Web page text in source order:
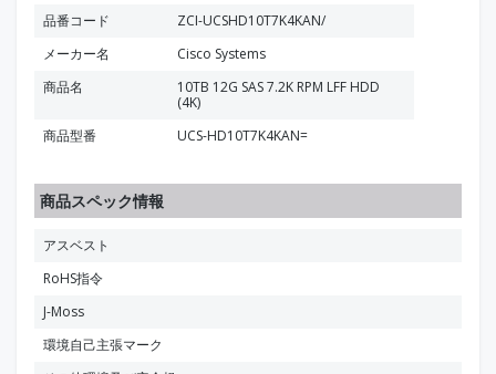
品番コード
ZCI-UCSHD10T7K4KAN/
メーカー名
Cisco Systems
商品名
10TB 12G SAS 7.2K RPM LFF HDD
(4K)
商品型番
UCS-HD10T7K4KAN=
商品スペック情報
アスベスト
RoHS指令
J-Moss
環境自己主張マーク